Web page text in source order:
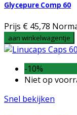
Glycepure Comp 60
Prijs € 45,78
aan winkelwagentje
-10%
Niet op
Snel bekijken